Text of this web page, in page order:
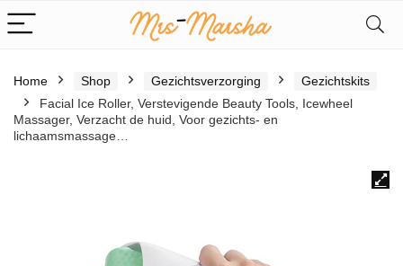
Home Shop Gezichtsverzorging
Gezichtskits
Facial Ice Roller, Verstevigende Beauty Tools, Icewheel
Massager, Verzacht de huid, Voor gezichts- en
lichaamsmassage…